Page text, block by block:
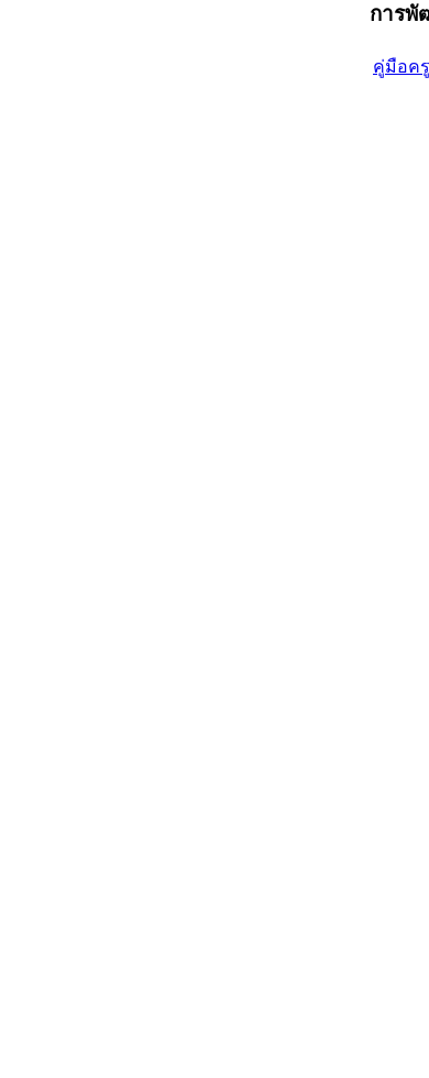
การพั
คู่มือค